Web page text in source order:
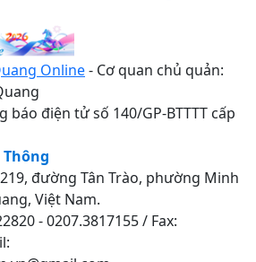
Online- Cơ quan chủ quản:
báo điện tử số 140/GP-BTTTT cấp
đường Tân Trào, phường Minh
Việt Nam.
- 0207.3817155 / Fax: